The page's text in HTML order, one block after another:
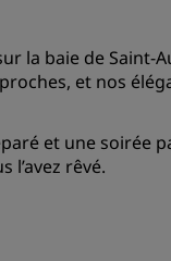
la baie de Saint-
et nos
et une soirée
rêvé.